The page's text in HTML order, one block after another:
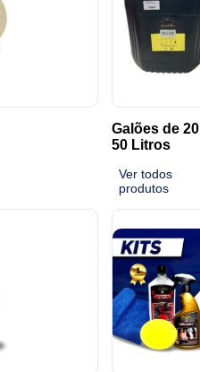
Galões de
50 Litros
Ver todos
produtos